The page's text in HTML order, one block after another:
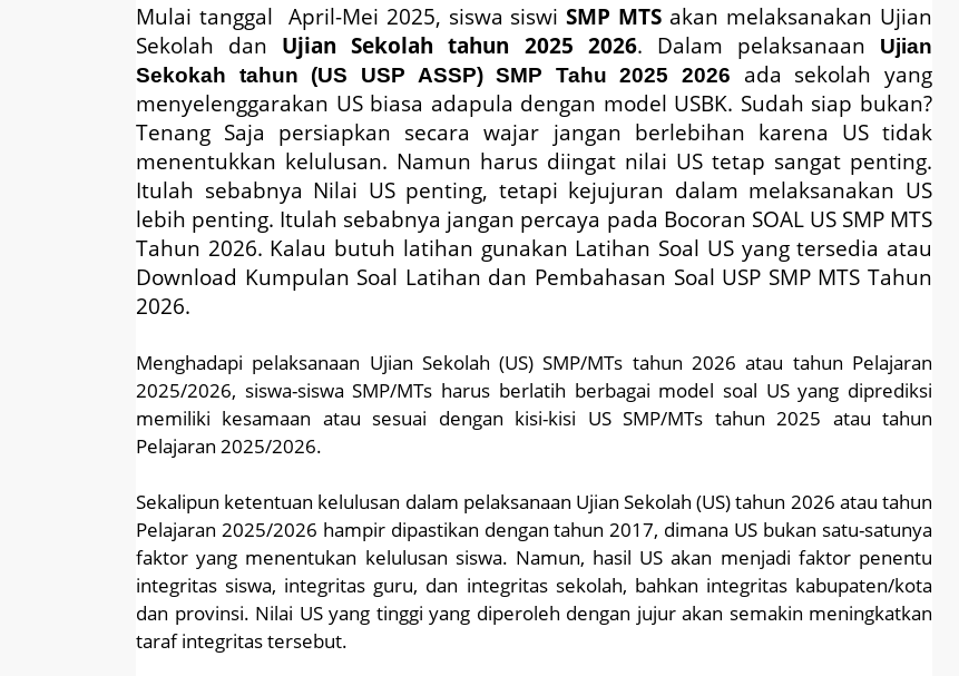
Mulai tanggal April-Mei 2025, siswa siswiSMP MTS akan melaksanakan Ujian
Sekolah dan Ujian Sekolah tahun 2025 2026. Dalam pelaksanaan
Ujian
Sekokah tahun (US USP ASSP) SMP Tahu 2025 2026 ada sekolah yang
menyelenggarakan US biasa adapula dengan model USBK. Sudah siap bukan?
Tenang Saja persiapkan secara wajar jangan berlebihan karena US tidak
menentukkan kelulusan. Namun harus diingat nilai US tetap sangat penting.
Itulah sebabnya Nilai US penting, tetapi kejujuran dalam melaksanakan US
lebih penting. Itulah sebabnya jangan percaya pada Bocoran SOAL US SMP MTS
Tahun 2026. Kalau butuh latihan gunakan Latihan Soal US yang tersedia atau
Download Kumpulan Soal Latihan dan Pembahasan Soal USP SMP MTS Tahun
2026.
Menghadapi pelaksanaan Ujian Sekolah (US) SMP/MTs tahun 2026 atau tahun Pelajaran
2025/2026, siswa-siswa SMP/MTs harus berlatih berbagai model soal US yang diprediksi
memiliki kesamaan atau sesuai dengan kisi-kisi US SMP/MTs tahun 2025 atau tahun
Pelajaran 2025/2026.
Sekalipun ketentuan kelulusan dalam pelaksanaan Ujian Sekolah (US) tahun 2026 atau tahun
Pelajaran 2025/2026 hampir dipastikan dengan tahun 2017, dimana US bukan satu-satunya
faktor yang menentukan kelulusan siswa. Namun, hasil US akan menjadi faktor penentu
integritas siswa, integritas guru, dan integritas sekolah, bahkan integritas kabupaten/kota
dan provinsi. Nilai US yang tinggi yang diperoleh dengan jujur akan semakin meningkatkan
taraf integritas tersebut.